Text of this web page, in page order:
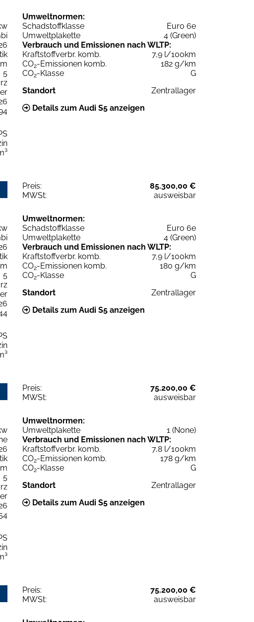
5
Umweltnormen:
Schadstoffklasse
Euro 6e
Umweltplakette
4 (Green)
Verbrauch und Emissionen nach WLTP:
Kraftstoffverbr. komb.
7,9 l/100km
CO2-Emissionen komb.
182 g/km
CO2-Klasse
G
Standort
Zentrallager
Details zum Audi S5 anzeigen
Preis:
85.300,00 €
MWSt:
ausweisbar
5
Umweltnormen:
Schadstoffklasse
Euro 6e
Umweltplakette
4 (Green)
Verbrauch und Emissionen nach WLTP:
Kraftstoffverbr. komb.
7,9 l/100km
CO2-Emissionen komb.
180 g/km
CO2-Klasse
G
Standort
Zentrallager
Details zum Audi S5 anzeigen
Preis:
75.200,00 €
MWSt:
ausweisbar
5
Umweltnormen:
Umweltplakette
1 (None)
Verbrauch und Emissionen nach WLTP:
Kraftstoffverbr. komb.
7,8 l/100km
CO2-Emissionen komb.
178 g/km
CO2-Klasse
G
Standort
Zentrallager
Details zum Audi S5 anzeigen
Preis:
75.200,00 €
MWSt:
ausweisbar